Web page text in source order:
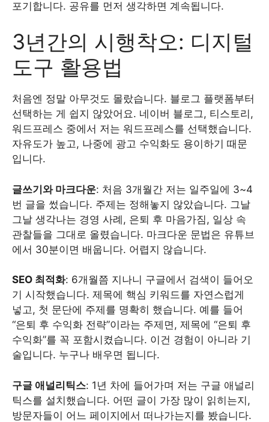
포기합니다. 공유를 먼저 생각하면 계속됩니다.
3년간의 시행착오: 디지털
도구 활용법
처음엔 정말 아무것도 몰랐습니다. 블로그 플랫폼부터
선택하는 게 쉽지 않았어요. 네이버 블로그, 티스토리,
워드프레스 중에서 저는 워드프레스를 선택했습니다.
자유도가 높고, 나중에 광고 수익화도 용이하기 때문
입니다.
글쓰기와 마크다운: 처음 3개월간 저는 일주일에 3~4
번 글을 썼습니다. 주제는 정해놓지 않았습니다. 그날
그날 생각나는 경영 사례, 은퇴 후 마음가짐, 일상 속
관찰들을 그대로 올렸습니다. 마크다운 문법은 유튜브
에서 30분이면 배웁니다. 어렵지 않습니다.
SEO 최적화: 6개월쯤 지나니 구글에서 검색이 들어오
기 시작했습니다. 제목에 핵심 키워드를 자연스럽게
넣고, 첫 문단에 주제를 명확히 했습니다. 예를 들어
“은퇴 후 수익화 전략”이라는 주제면, 제목에 “은퇴 후
수익화”를 꼭 포함시켰습니다. 이건 경험이 아니라 기
술입니다. 누구나 배우면 됩니다.
구글 애널리틱스: 1년 차에 들어가며 저는 구글 애널리
틱스를 설치했습니다. 어떤 글이 가장 많이 읽히는지,
방문자들이 어느 페이지에서 떠나가는지를 봤습니다.